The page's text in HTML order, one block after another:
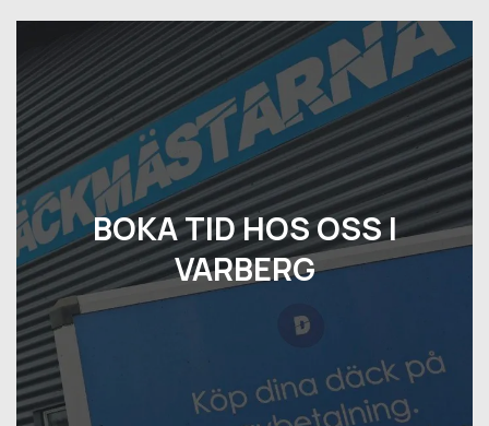
BOKA TID HOS OSS I
VARBERG